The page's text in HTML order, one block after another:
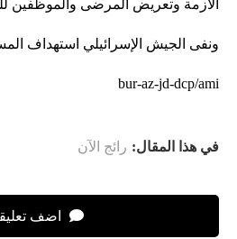
الأزمة وتعريض المرضى والموظفين
ونفى الجيش الإسرائيلي استهداف
bur-az-jd-dcp/ami
في هذا المقال: رائج الآن
اضف